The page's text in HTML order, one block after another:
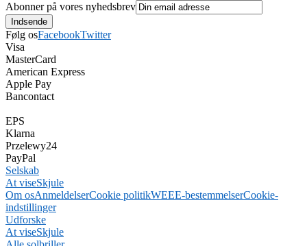
Abonner på vores nyhedsbrev
Følg osFacebookTwitter
Visa
MasterCard
American Express
Apple Pay
Bancontact
EPS
Klarna
Przelewy24
PayPal
Selskab
At viseSkjule
Om osAnmeldelserCookie politikWEEE-bestemmelserCookie-
indstillinger
Udforske
At viseSkjule